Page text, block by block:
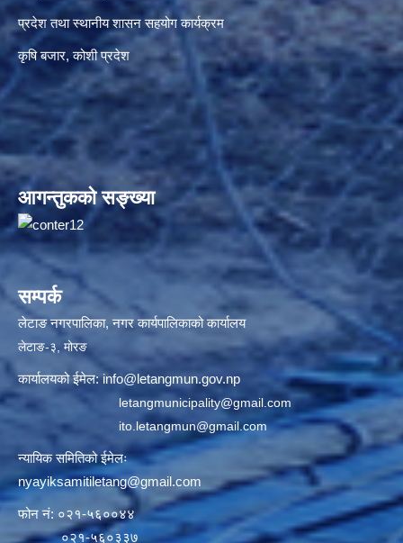
प्रदेश तथा स्थानीय शासन सहयोग कार्यक्रम
कृषि बजार, कोशी प्रदेश
आगन्तुकको सङ्ख्या
सम्पर्क
लेटाङ नगरपालिका, नगर कार्यपालिकाको कार्यालय
लेटाङ-३, मोरङ
कार्यालयको ईमेल:info@letangmun.gov.np
letangmunicipality@gmail.com
ito.letangmun@gmail.com
न्यायिक समितिको ईमेलः
nyayiksamitiletang@gmail.com
फोन नं: ०२१-५६००४४
०२१-५६०३३७